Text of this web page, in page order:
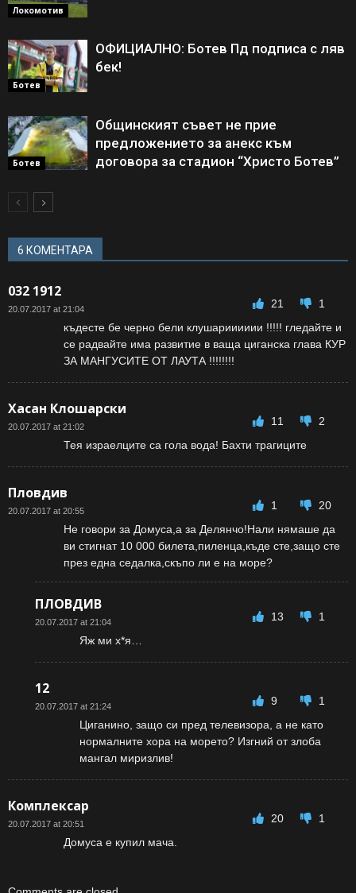
Локомотив
Ботев
ОФИЦИАЛНО: Ботев Пд подписа с ляв
бек!
Ботев
Общинският съвет не прие
предложението за анекс към
договора за стадион “Христо Ботев”
6 КОМЕНТАРА
032 1912
20.07.2017 at 21:04 21
1
къдесте бе черно бели клушарииииии !!!!! гледайте и
се радвайте има развитие в ваща циганска глава КУР
ЗА МАНГУСИТЕ ОТ ЛАУТА !!!!!!!!
Хасан Клошарски
20.07.2017 at 21:02 11
2
Тея израелците са гола вода! Бахти трагиците
Пловдив
20.07.2017 at 20:55 1
20
Не говори за Домуса,а за Делянчо!Нали нямаше да
ви стигнат 10 000 билета,пиленца,къде сте,защо сте
през една седалка,скъпо ли е на море?
ПЛОВДИВ
20.07.2017 at 21:04 13
1
Яж ми х*я…
12
20.07.2017 at 21:24 9
1
Циганино, защо си пред телевизора, а не като
нормалните хора на морето? Изгний от злоба
мангал миризлив!
Комплексар
20.07.2017 at 20:51 20
1
Домуса е купил мача.